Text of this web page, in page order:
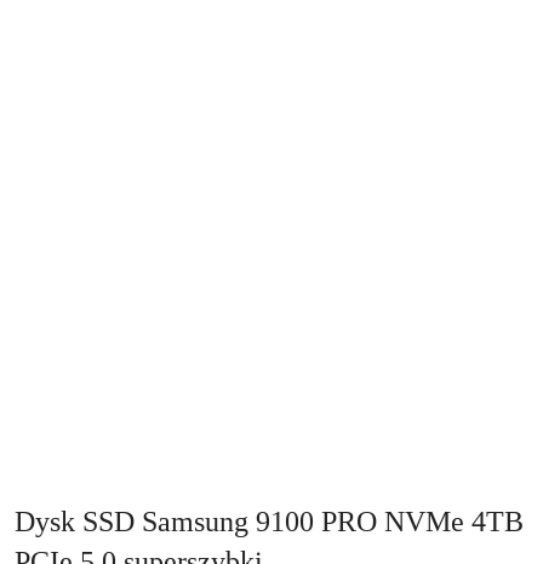
Dysk SSD Samsung 9100 PRO NVMe 4TB